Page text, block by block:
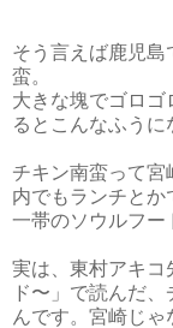
そう言えば鹿児
蛮。
大きな塊でゴロゴ
るとこんなふうに
チキン南蛮って
内でもランチとか
一帯のソウルフー
実は、東村アキコ
ド〜」で読んだ
んです。宮崎じ